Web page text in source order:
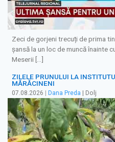
Zeci de gorjeni trecuți de prima
șansă la un loc de muncă înainte
Meserii […]
ZILELE PRUNULUI LA
MĂRĂCINENI
07.08.2026 Dana Preda | Dolj